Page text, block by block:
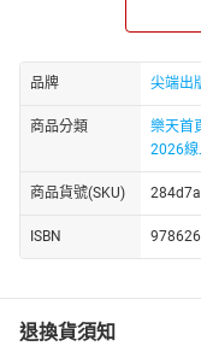
但他們不僅遲遲抓不到
就在這時，大向樂器行
求。
響應波利斯號召前來的
在沒有容錯空間的狀
隨後故事舞臺又將移至
─┤各界音樂家、教育家
吳俊良｜彰化愛樂室內
莊凱圍｜單簧管演奏家
品牌 尖端出
商品分類 樂天首
2026線
商品貨號(SKU)
ISBN
退換貨須知